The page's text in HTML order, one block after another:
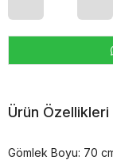
Ürün Özellikleri
Gömlek Boyu: 70